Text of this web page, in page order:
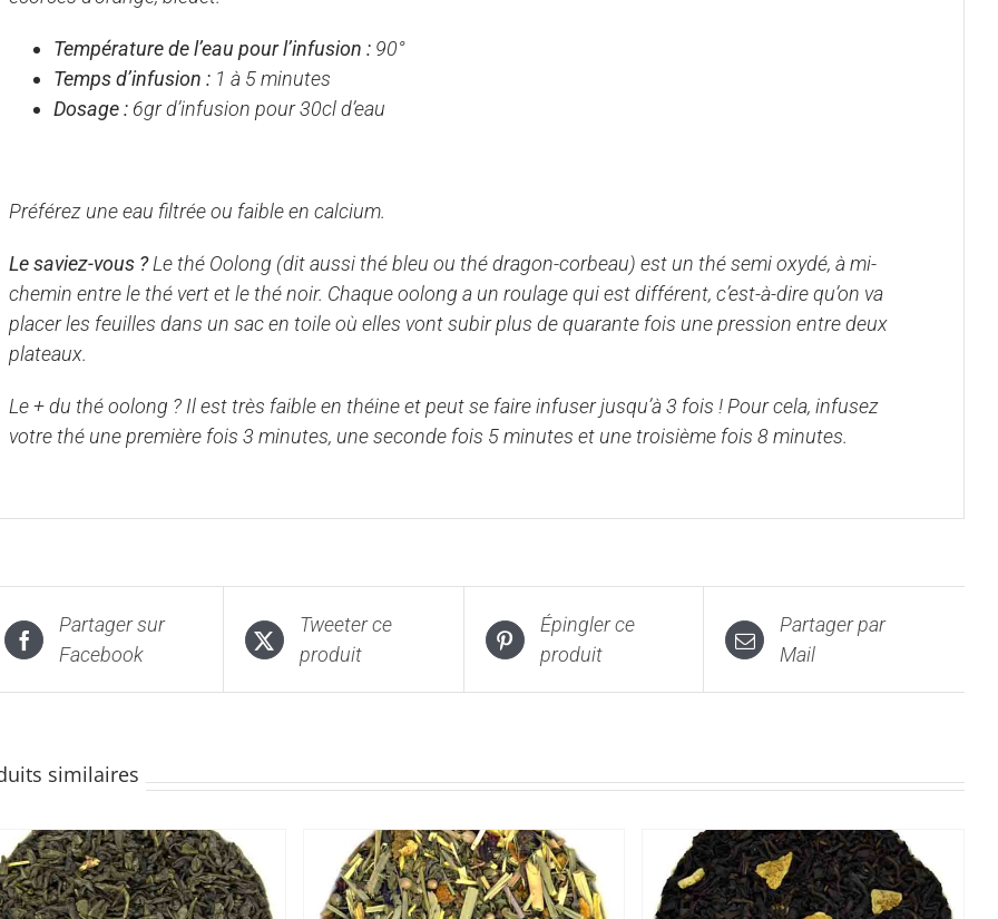
Température de l’eau pour l’infusion : 90°
Temps d’infusion : 1 à 5 minutes
Dosage : 6gr d’infusion pour 30cl d’eau
Préférez une eau filtrée ou faible en calcium.
Le saviez-vous ?Le thé Oolong (dit aussi thé bleu ou thé dragon-corbeau) est un thé semi oxydé, à mi-
chemin entre le thé vert et le thé noir. Chaque oolong a un roulage qui est différent, c’est-à-dire qu’on va
placer les feuilles dans un sac en toile où elles vont subir plus de quarante fois une pression entre deux
plateaux.
Le + du thé oolong ? Il est très faible en théine et peut se faire infuser jusqu’à 3 fois ! Pour cela, infusez
votre thé une première fois 3 minutes, une seconde fois 5 minutes et une troisième fois 8 minutes.
Partager sur
Facebook
Tweeter ce
produit
Épingler ce
produit
Partager par
Mail
similaires